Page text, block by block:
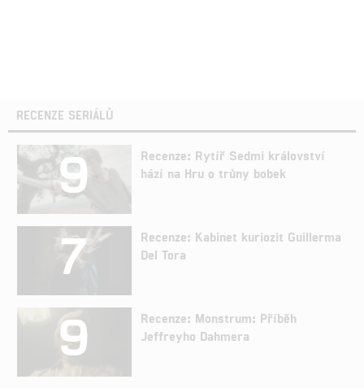
RECENZE SERIÁLŮ
9
Recenze: Rytíř Sedmi království
hází na Hru o trůny bobek
7
Recenze: Kabinet kuriozit Guillerma
Del Tora
9
Recenze: Monstrum: Příběh
Jeffreyho Dahmera